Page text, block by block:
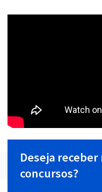
Deseja
concursos?